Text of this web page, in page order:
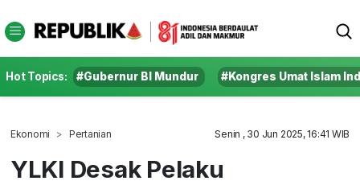
Hot Topics: #Gubernur BI Mundur #Kongres Umat Islam
Ekonomi Pertanian Senin , 30 Jun 2025, 16:41 WIB
YLKI Desak Pelaku